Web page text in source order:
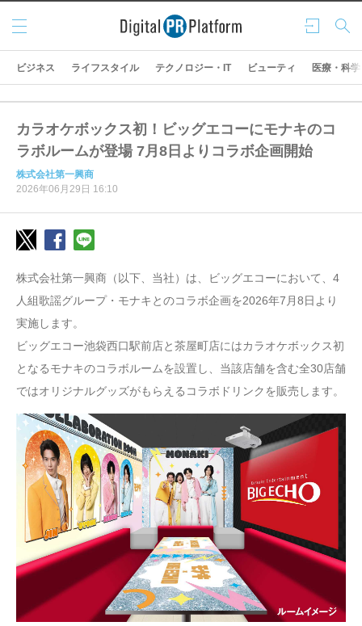
ログ
イン
検索
メニ
ュー
ビジネス ライフスタイル テクノロジー・IT ビューティ 医療・科学
カラオケボックス初！ビッグエコーにモナキのコ
ラボルームが登場 7月8日よりコラボ企画開始
株式会社第一興商
2026年06月29日 16:10
株式会社第一興商（以下、当社）は、ビッグエコーにおいて、4
人組歌謡グループ・モナキとのコラボ企画を2026年7月8日より
実施します。
ビッグエコー池袋西口駅前店と茶屋町店にはカラオケボックス初
となるモナキのコラボルームを設置し、当該店舗を含む全30店舗
ではオリジナルグッズがもらえるコラボドリンクを販売します。